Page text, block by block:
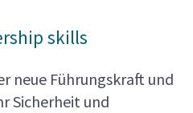
skills
neue Führungskraft und
Sicherheit und